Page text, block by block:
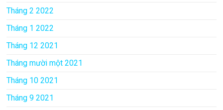
Tháng 2 2022
Tháng 1 2022
Tháng 12 2021
Tháng mười một 2021
Tháng 10 2021
Tháng 9 2021